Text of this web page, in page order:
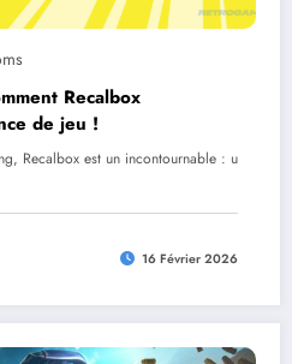
Recalbox
de jeu !
Recalbox est un incontournable : u
16 Février 2026